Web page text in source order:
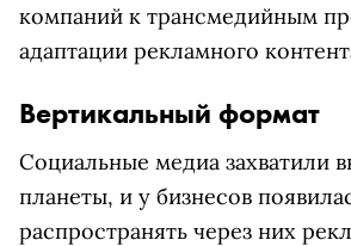
компаний к трансмедийным
адаптации рекламного
Вертикальный формат
Социальные медиа захватили
планеты, и у бизнесов
распространять через них